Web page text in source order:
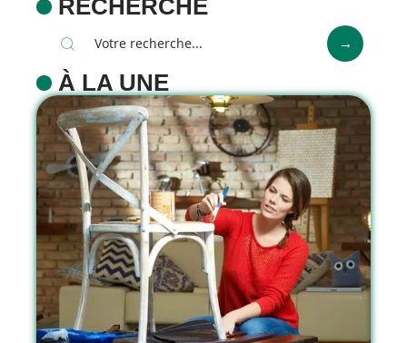
RECHERCHE
À LA UNE